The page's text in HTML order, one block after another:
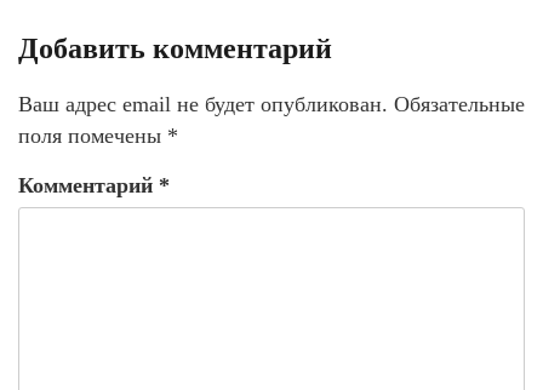
Добавить комментарий
Ваш адрес email не будет опубликован. Обязательные
поля помечены *
Комментарий *